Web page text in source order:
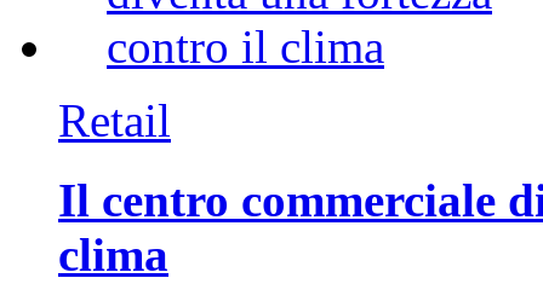
Retail
Il centro commerciale
clima